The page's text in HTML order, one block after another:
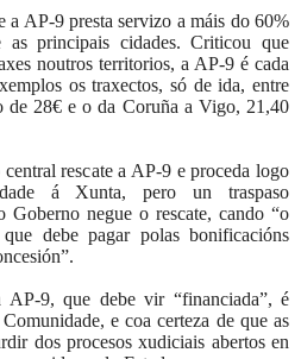
AP-9 presta servizo a máis do 60%
principais cidades. Criticou que
noutros territorios, a AP-9 é cada
os traxectos, só de ida, entre
de 28€ e o da Coruña a Vigo, 21,40
rescate a AP-9 e proceda logo
á Xunta, pero un traspaso
Goberno negue o rescate, cando “o
debe pagar polas bonificacións
AP-9, que debe vir “financiada”, é
e coa certeza de que as
dos procesos xudiciais abertos en